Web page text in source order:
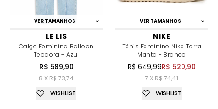
VER TAMANHOS
LE LIS
Calça Feminina Balloon
Teodora - Azul
R$ 589,90
8 X R$ 73,74
WISHLIST
VER TAMANHOS
NIKE
Tênis Feminino Nike Terra
Manta - Branco
R$ 649,99R$ 520,90
7 X R$ 74,41
WISHLIST